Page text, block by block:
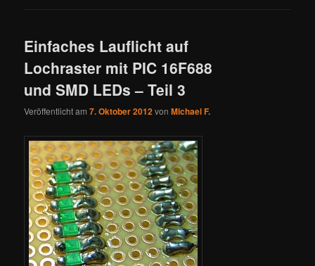
Einfaches Lauflicht auf
Lochraster mit PIC 16F688
und SMD LEDs – Teil 3
Veröffentlicht am7. Oktober 2012vonMichael F.